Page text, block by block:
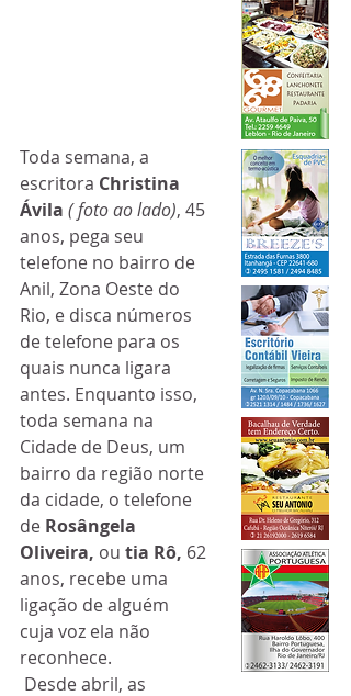
Toda semana, a
escritora Christina
Ávila ( foto ao lado), 45
anos, pega seu
telefone no bairro de
Anil, Zona Oeste do
Rio, e disca números
de telefone para os
quais nunca ligara
antes. Enquanto isso,
toda semana na
Cidade de Deus, um
bairro da região norte
da cidade, o telefone
de Rosângela
Oliveira, ou tia Rô, 62
anos, recebe uma
ligação de alguém
cuja voz ela não
reconhece.